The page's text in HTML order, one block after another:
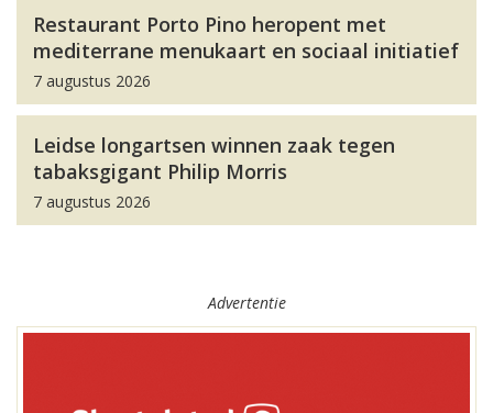
Restaurant Porto Pino heropent met
mediterrane menukaart en sociaal initiatief
7 augustus 2026
Leidse longartsen winnen zaak tegen
tabaksgigant Philip Morris
7 augustus 2026
Advertentie